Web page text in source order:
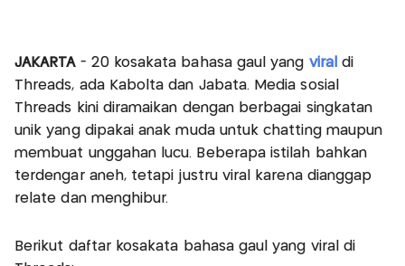
JAKARTA - 20 kosakata bahasa gaul yang viral di
Threads, ada Kabolta dan Jabata. Media sosial
Threads kini diramaikan dengan berbagai singkatan
unik yang dipakai anak muda untuk chatting maupun
membuat unggahan lucu. Beberapa istilah bahkan
terdengar aneh, tetapi justru viral karena dianggap
relate dan menghibur.
Berikut daftar kosakata bahasa gaul yang viral di